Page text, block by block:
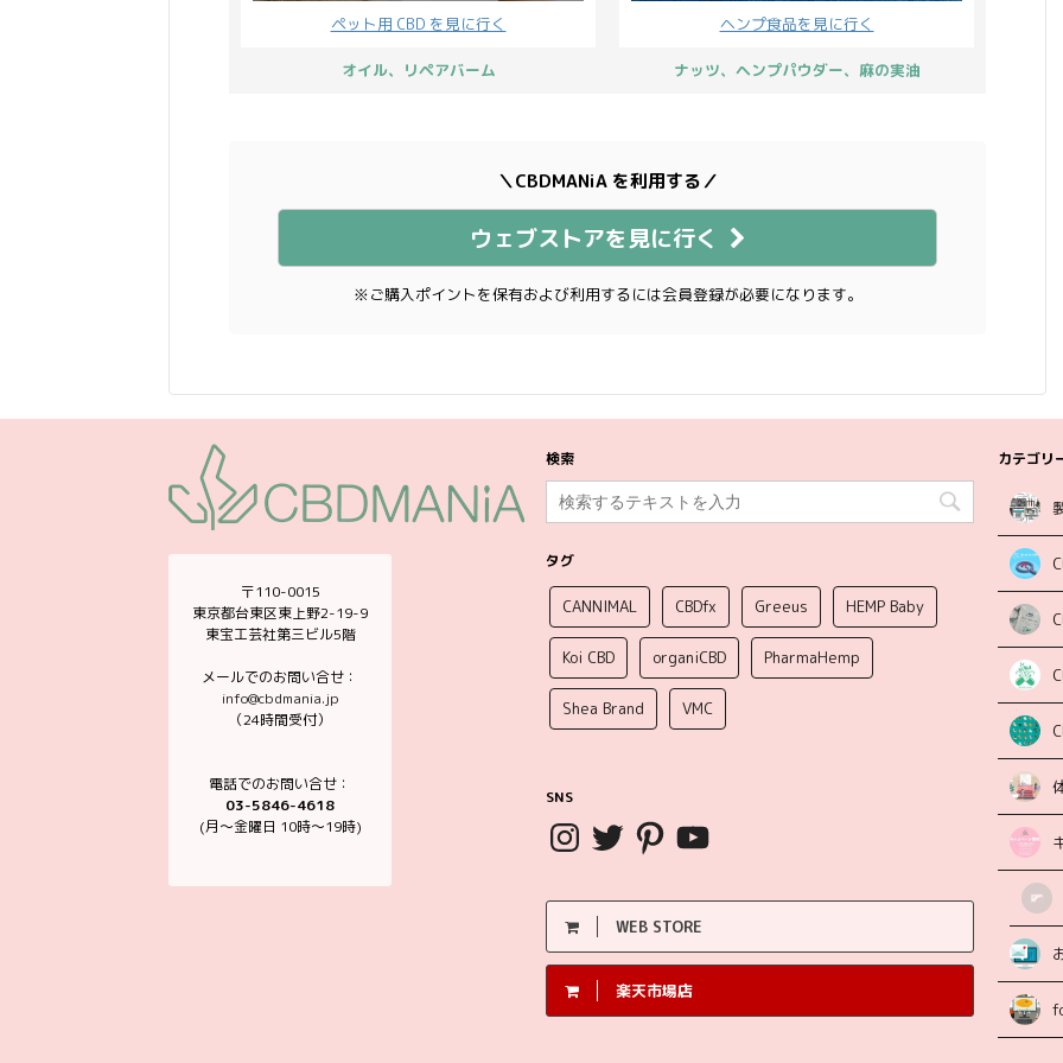
ペット用 CBD を見に行く
オイル、リペアバーム
ヘンプ食品を見に行く
ナッツ、ヘンプパウダー、麻の実油
＼CBDMANiA を利用する／
ウェブストアを見に行く
※ご購入ポイントを保有および利用するには会員登録が必要になります。
検索
タグ
CANNIMAL CBDfx Greeus HEMP Baby
Koi CBD organiCBD PharmaHemp
Shea Brand VMC
SNS
WEB STORE
楽天市場店
カテゴリ
〒110-0015
東京都台東区東上野2-19-9
東宝工芸社第三ビル5階
メールでのお問い合せ：
info@cbdmania.jp
（24時間受付）
電話でのお問い合せ：
03-5846-4618
(月～金曜日 10時〜19時)